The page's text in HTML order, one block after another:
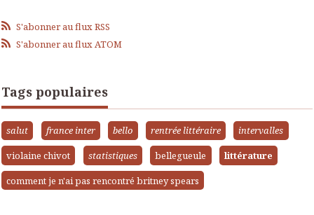
S'abonner au flux RSS
S'abonner au flux ATOM
Tags populaires
salut france inter bello rentrée littéraire
intervalles
violaine chivot
statistiques bellegueule
littérature
comment je n'ai pas rencontré britney spears